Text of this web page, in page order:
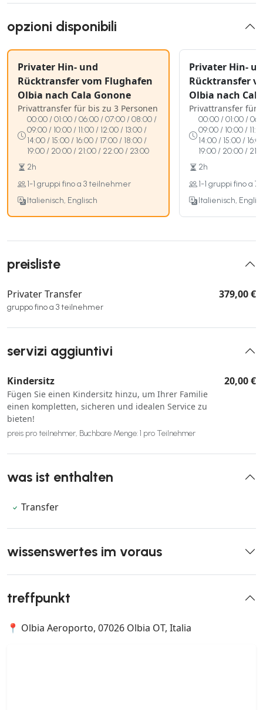
opzioni disponibili
Privater Hin- und
Rücktransfer vom Flughafen
Olbia nach Cala Gonone
Privattransfer für bis zu 3 Personen
00:00 / 01:00 / 06:00 / 07:00 / 08:00 /
09:00 / 10:00 / 11:00 / 12:00 / 13:00 /
14:00 / 15:00 / 16:00 / 17:00 / 18:00 /
19:00 / 20:00 / 21:00 / 22:00 / 23:00
2h
1-1 gruppi fino a 3 teilnehmer
Italienisch, Englisch
Privater Hin-
Rücktransfer
Olbia nach
Privattransfer für
00:00 / 01:00 /
09:00 / 10:00 /
14:00 / 15:00 /
19:00 / 20:00 /
2h
1-1 gruppi fino a
Italienisch,
preisliste
Privater Transfer
gruppo fino a 3 teilnehmer
379,00 €
servizi aggiuntivi
Kindersitz
Fügen Sie einen Kindersitz hinzu, um Ihrer Familie
einen kompletten, sicheren und idealen Service zu
bieten!
20,00 €
preis pro teilnehmer, Buchbare Menge: 1 pro Teilnehmer
was ist enthalten
Transfer
wissenswertes im voraus
treffpunkt
📍 Olbia Aeroporto, 07026 Olbia OT, Italia